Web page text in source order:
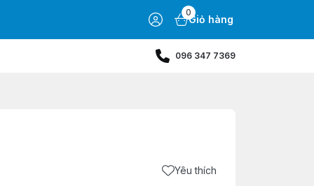
0
Giỏ hàng
096 347 7369
Yêu thích